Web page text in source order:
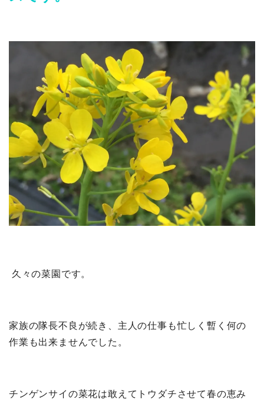
久々の菜園です。
家族の隊長不良が続き、主人の仕事も忙しく暫く何の
作業も出来ませんでした。
チンゲンサイの菜花は敢えてトウダチさせて春の恵み